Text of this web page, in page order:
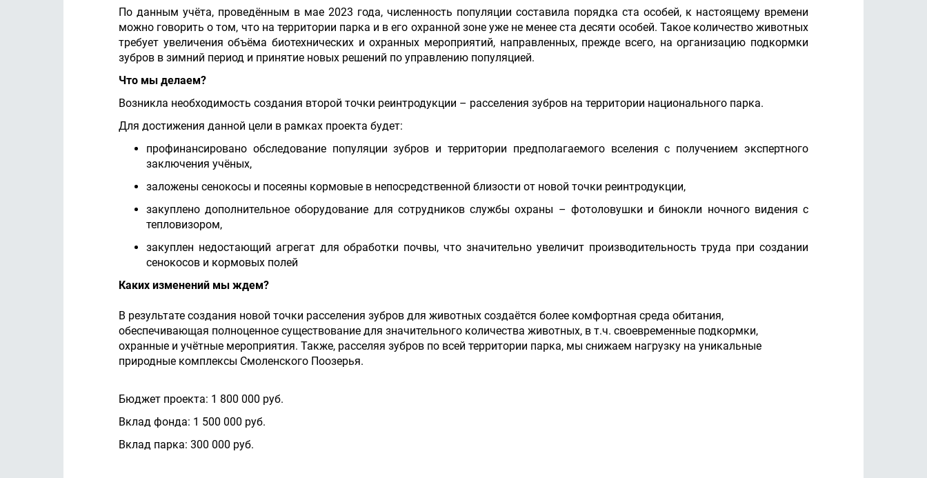
По данным учёта, проведённым в мае 2023 года, численность популяции составила порядка ста особей, к настоящему времени
можно говорить о том, что на территории парка и в его охранной зоне уже не менее ста десяти особей. Такое количество животных
требует увеличения объёма биотехнических и охранных мероприятий, направленных, прежде всего, на организацию подкормки
зубров в зимний период и принятие новых решений по управлению популяцией.
Что мы делаем?
Возникла необходимость создания второй точки реинтродукции – расселения зубров на территории национального парка.
Для достижения данной цели в рамках проекта будет:
профинансировано обследование популяции зубров и территории предполагаемого вселения с получением экспертного
заключения учёных,
заложены сенокосы и посеяны кормовые в непосредственной близости от новой точки реинтродукции,
закуплено дополнительное оборудование для сотрудников службы охраны – фотоловушки и бинокли ночного видения с
тепловизором,
закуплен недостающий агрегат для обработки почвы, что значительно увеличит производительность труда при создании
сенокосов и кормовых полей
Каких изменений мы ждем?
В результате создания новой точки расселения зубров для животных создаётся более комфортная среда обитания,
обеспечивающая полноценное существование для значительного количества животных, в т.ч. своевременные подкормки,
охранные и учётные мероприятия. Также, расселяя зубров по всей территории парка, мы снижаем нагрузку на уникальные
природные комплексы Смоленского Поозерья.
Бюджет проекта: 1 800 000 руб.
Вклад фонда: 1 500 000 руб.
Вклад парка: 300 000 руб.